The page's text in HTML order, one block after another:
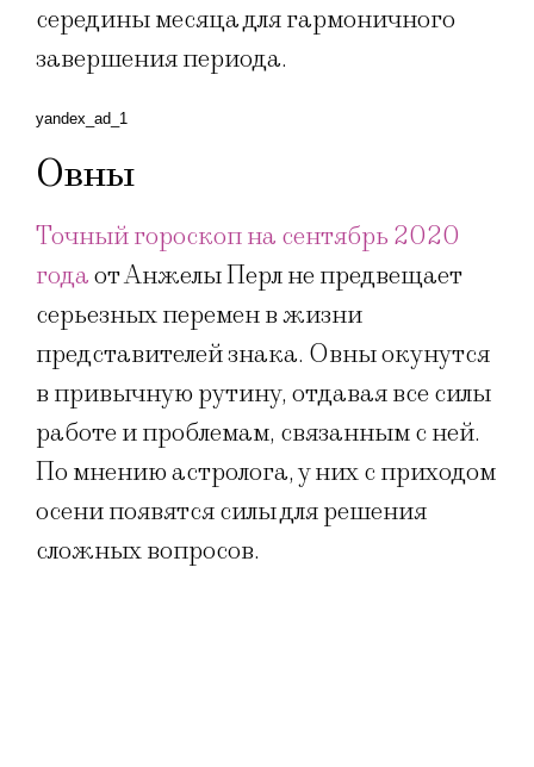
середины месяца для гармоничного
завершения периода.
yandex_ad_1
Овны
Точный гороскоп на сентябрь 2020
годаот Анжелы Перл не предвещает
серьезных перемен в жизни
представителей знака. Овны окунутся
в привычную рутину, отдавая все силы
работе и проблемам, связанным с ней.
По мнению астролога, у них с приходом
осени появятся силы для решения
сложных вопросов.